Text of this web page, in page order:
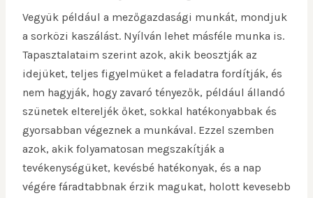
Vegyük például a mezőgazdasági munkát, mondjuk
a sorközi kaszálást. Nyílván lehet másféle munka is.
Tapasztalataim szerint azok, akik beosztják az
idejüket, teljes figyelmüket a feladatra fordítják, és
nem hagyják, hogy zavaró tényezők, például állandó
szünetek eltereljék őket, sokkal hatékonyabbak és
gyorsabban végeznek a munkával. Ezzel szemben
azok, akik folyamatosan megszakítják a
tevékenységüket, kevésbé hatékonyak, és a nap
végére fáradtabbnak érzik magukat, holott kevesebb